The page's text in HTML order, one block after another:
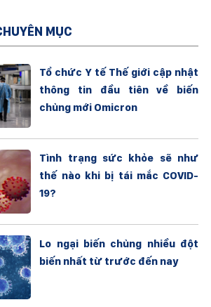
MỤC
Tổ chức Y tế Thế giới cập nhật
thông tin đầu tiên về biến
chủng mới Omicron
Tình trạng sức khỏe sẽ như
thế nào khi bị tái mắc COVID-
19?
Lo ngại biến chủng nhiều đột
biến nhất từ trước đến nay